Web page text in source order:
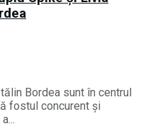
Bordea sunt în centrul
fostul concurent și